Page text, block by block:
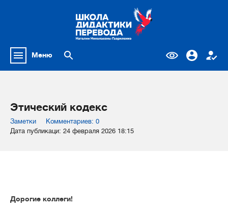
Меню
Этический кодекс
Заметки
Комментариев: 0
Дата публикаци: 24 февраля 2026 18:15
Дорогие коллеги!